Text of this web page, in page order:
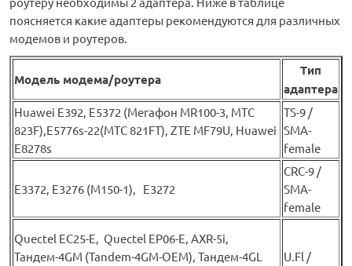
поясняется какие адаптеры рекомендуются для различных
модемов и роутеров.
Модель модема/роутера
Тип
адаптера
Huawei Е392, E5372 (Мегафон MR100-3, МТС
823F),E5776s-22(МТС 821FT), ZTE MF79U, Huawei
E8278s
TS-9 /
SMA-
female
E3372, E3276 (М150-1), E3272
CRC-9 /
SMA-
female
Quectel EC25-E, Quectel EP06-E, AXR-5i,
Тандем-4GM (Tandem-4GM-OEM), Тандем-4GL
U.Fl /